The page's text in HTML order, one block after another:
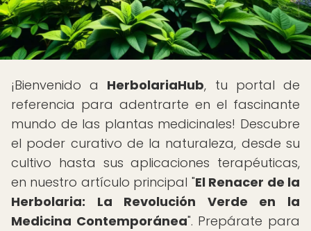
¡Bienvenido a HerbolariaHub, tu portal de
referencia para adentrarte en el fascinante
mundo de las plantas medicinales! Descubre
el poder curativo de la naturaleza, desde su
cultivo hasta sus aplicaciones terapéuticas,
en nuestro artículo principal "El Renacer de la
Herbolaria: La Revolución Verde en la
Medicina Contemporánea". Prepárate para